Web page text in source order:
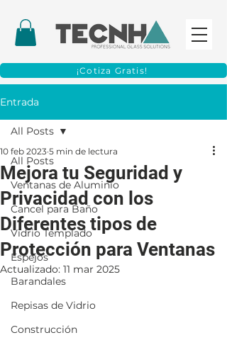
¡Cotiza Gratis!
Entrada
All Posts
Ventanas de Aluminio
Cancel para Baño
Vidrio Templado
Espejos
Barandales
Repisas de Vidrio
Construcción
All Posts
Mejora tu Seguridad y
Privacidad con los
Diferentes tipos de
Protección para Ventanas
10 feb 2023 5 min de lectura
Actualizado: 11 mar 2025